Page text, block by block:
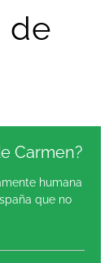
de
Carmen?
humana
que no